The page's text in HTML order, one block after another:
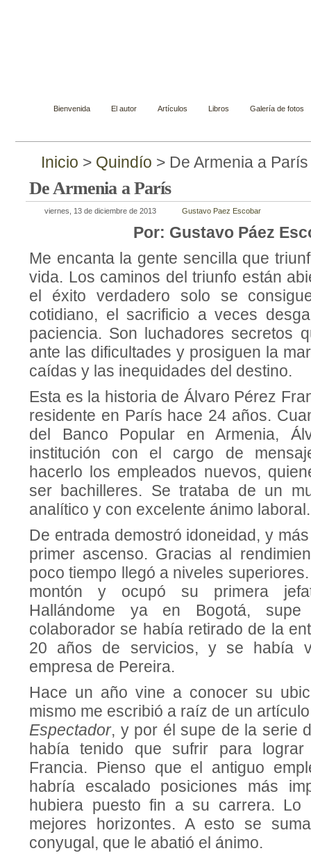
Bienvenida El autor Artículos Libros Galería de fotos
Inicio > Quindío > De Armenia a París
De Armenia a París
viernes, 13 de diciembre de 2013 Gustavo Paez Escobar
Por: Gustavo Páez
Me encanta la gente sencilla que
vida. Los caminos del triunfo están
el éxito verdadero solo se
cotidiano, el sacrificio a veces
paciencia. Son luchadores secretos
ante las dificultades y prosiguen la
caídas y las inequidades del destino.
Esta es la historia de Álvaro Pérez
residente en París hace 24 años.
del Banco Popular en Armenia,
institución con el cargo de
hacerlo los empleados nuevos,
ser bachilleres. Se trataba de un
analítico y con excelente ánimo laboral.
De entrada demostró idoneidad, y
primer ascenso. Gracias al
poco tiempo llegó a niveles
montón y ocupó su primera
Hallándome ya en Bogotá,
colaborador se había retirado de la
20 años de servicios, y se había
empresa de Pereira.
Hace un año vine a conocer su
mismo me escribió a raíz de un
Espectador, y por él supe de la serie
había tenido que sufrir para
Francia. Pienso que el antiguo
habría escalado posiciones más
hubiera puesto fin a su carrera.
mejores horizontes. A esto se
conyugal, que le abatió el ánimo.